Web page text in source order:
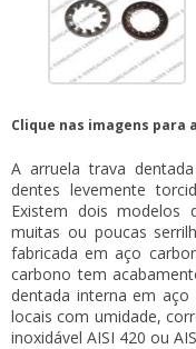
Clique nas imagens para
A arruela trava
dentes levemente
Existem dois modelos
muitas ou poucas
fabricada em aço
carbono tem
dentada interna em aço
locais com umidade,
inoxidável AISI 420 ou